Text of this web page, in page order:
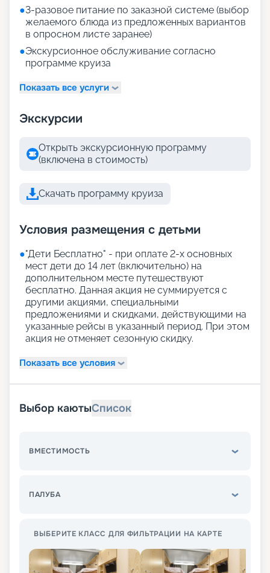
●3-разовое питание по заказной системе (выбор
желаемого блюда из предложенных вариантов
в опросном листе заранее)
●Экскурсионное обслуживание согласно
программе круиза
Показать все услуги
Экскурсии
Открыть экскурсионную программу
(включена в стоимость)
Скачать программу круиза
Условия размещения с детьми
●"Дети Бесплатно" - при оплате 2-х основных
мест дети до 14 лет (включительно) на
дополнительном месте путешествуют
бесплатно. Данная акция не суммируется с
другими акциями, специальными
предложениями и скидками, действующими на
указанные рейсы в указанный период. При этом
акция не отменяет сезонную скидку.
Показать все условия
Выбор каютыСписок
ВМЕСТИМОСТЬ
ПАЛУБА
ВЫБЕРИТЕ КЛАСС ДЛЯ ФИЛЬТРАЦИИ НА КАРТЕ